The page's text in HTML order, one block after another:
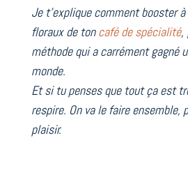
Je t’explique comment booster
floraux de toncafé de spécialité,
méthode qui a carrément gagné
monde.
Et si tu penses que tout ça est
respire. On va le faire ensemble,
plaisir.